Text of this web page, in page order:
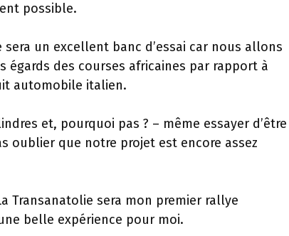
possible.
un excellent banc d’essai car nous allons
des courses africaines par rapport à
automobile italien.
et, pourquoi pas ? – même essayer d’être
oublier que notre projet est encore assez
Transanatolie sera mon premier rallye
belle expérience pour moi.